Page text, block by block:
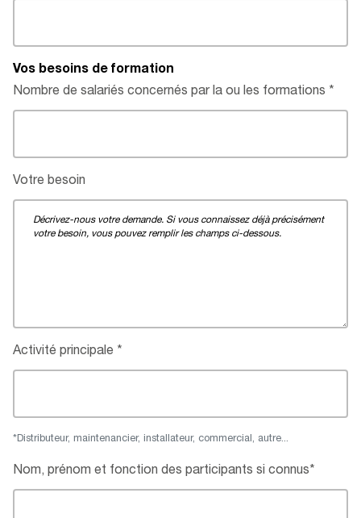
Vos besoins de formation
Nombre de salariés concernés par la ou les formations
Votre besoin
Activité principale
*Distributeur, maintenancier, installateur, commercial, autre...
Nom, prénom et fonction des participants si connus*